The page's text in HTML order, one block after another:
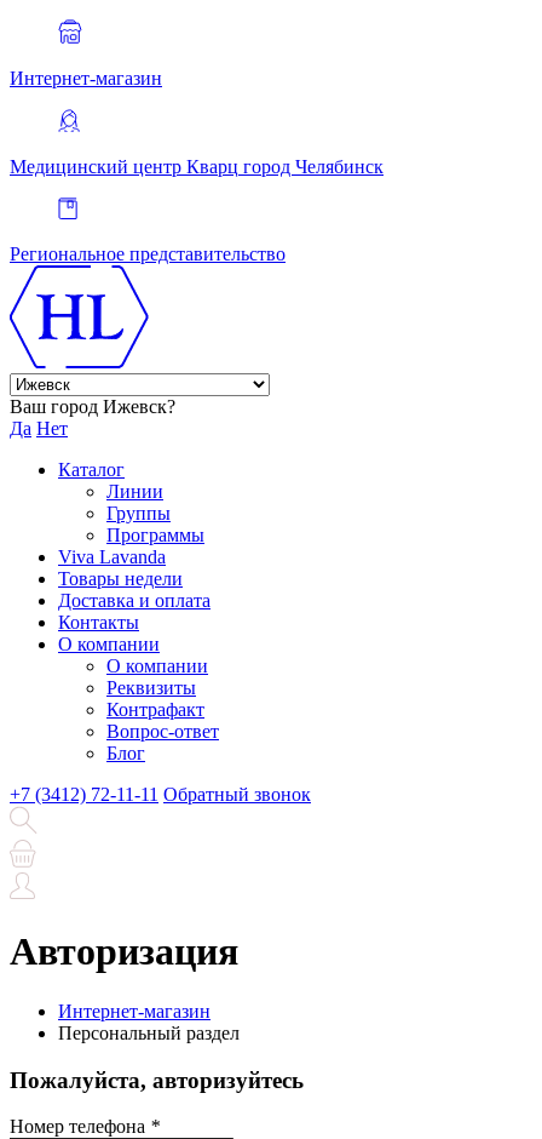
Интернет-магазин
Медицинский центр Кварц город Челябинск
Региональное представительство
Ваш город Ижевск?
Да Нет
Каталог
Линии
Группы
Программы
Viva Lavanda
Товары недели
Доставка и оплата
Контакты
О компании
О компании
Реквизиты
Контрафакт
Вопрос-ответ
Блог
+7 (3412) 72-11-11 Обратный звонок
Авторизация
Интернет-магазин
Персональный раздел
Пожалуйста, авторизуйтесь
Номер телефона *